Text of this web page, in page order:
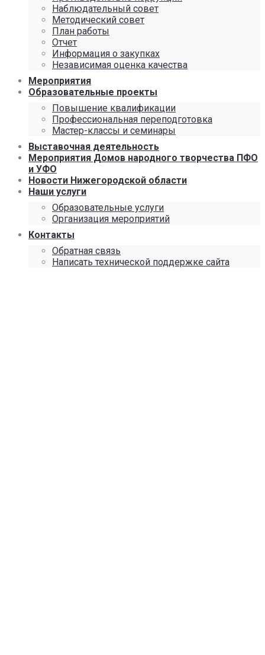
Наблюдательный совет
Методический совет
План работы
Отчет
Информация о закупках
Независимая оценка качества
Мероприятия
Образовательные проекты
Повышение квалификации
Профессиональная переподготовка
Мастер-классы и семинары
Выставочная деятельность
Мероприятия Домов народного творчества ПФО
и УФО
Новости Нижегородской области
Наши услуги
Образовательные услуги
Организация мероприятий
Контакты
Обратная связь
Написать технической поддержке сайта